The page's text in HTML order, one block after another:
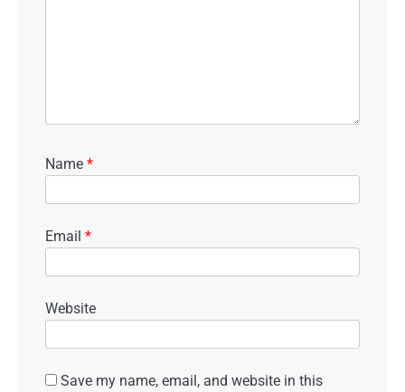
Name *
Email *
Website
Save my name, email, and website in this